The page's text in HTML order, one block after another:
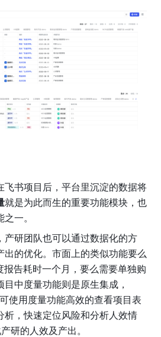
飞书项目后，平台里沉淀的数据将
就是为此而生的重要功能模块，也
一。
产研团队也可以通过数据化的方
出的优化。市面上的类似功能要么
报告耗时一个月，要么需要单独购
中度量功能则是原生集成，
使用度量功能高效的查看项目表
析，快速定位风险和分析人效情
研的人效及产出。